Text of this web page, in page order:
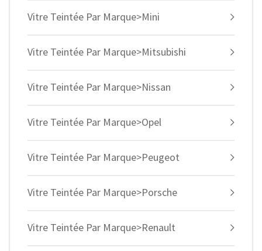
Vitre Teintée Par Marque>Mini
Vitre Teintée Par Marque>Mitsubishi
Vitre Teintée Par Marque>Nissan
Vitre Teintée Par Marque>Opel
Vitre Teintée Par Marque>Peugeot
Vitre Teintée Par Marque>Porsche
Vitre Teintée Par Marque>Renault